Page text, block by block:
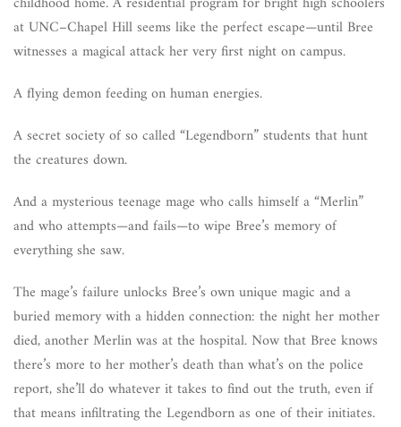
at UNC–Chapel Hill seems like the perfect escape—until Bree
witnesses a magical attack her very first night on campus.
A flying demon feeding on human energies.
A secret society of so called “Legendborn” students that hunt
the creatures down.
And a mysterious teenage mage who calls himself a “Merlin”
and who attempts—and fails—to wipe Bree’s memory of
everything she saw.
The mage’s failure unlocks Bree’s own unique magic and a
buried memory with a hidden connection: the night her mother
died, another Merlin was at the hospital. Now that Bree knows
there’s more to her mother’s death than what’s on the police
report, she’ll do whatever it takes to find out the truth, even if
that means infiltrating the Legendborn as one of their initiates.